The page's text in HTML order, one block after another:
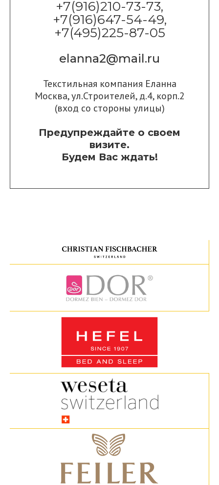
+7(916)210-73-73,
+7(916)647-54-49,
+7(495)225-87-05
elanna2@mail.ru
Текстильная компания Еланна
Москва, ул.Строителей, д.4, корп.2
(вход со стороны улицы)
Предупреждайте о своем
визите.
Будем Вас ждать!